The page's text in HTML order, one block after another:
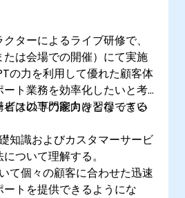
ターによるライブ研修で、
たは会場での開催）にて実施
の力を利用して優れた顧客体
ト業務を効率化したいと考
スの専門家向けとなってい
は以下の能力を習得できる
知識およびカスタマーサービ
ついて理解する。
て個々の顧客に合わせた迅速
トを提供できるようにな